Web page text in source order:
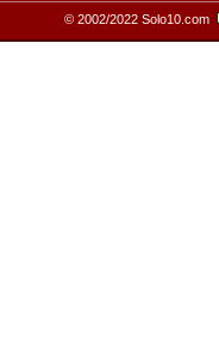
© 2002/2022 Solo10.com